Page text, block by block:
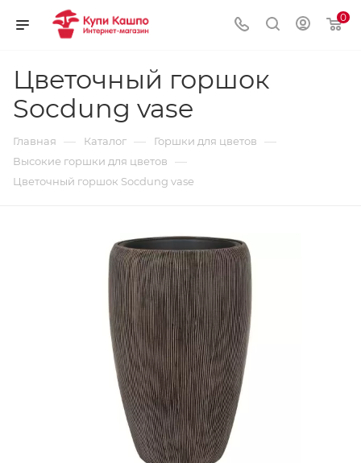
0
Цветочный горшок
Socdung vase
Главная — Каталог — Горшки для цветов —
Высокие горшки для цветов —
Цветочный горшок Socdung vase